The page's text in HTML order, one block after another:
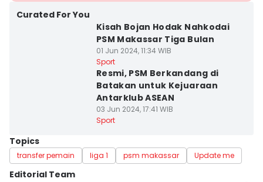
Curated For You
Kisah Bojan Hodak Nahkodai
PSM Makassar Tiga Bulan
01 Jun 2024, 11:34 WIB
Sport
Resmi, PSM Berkandang di
Batakan untuk Kejuaraan
Antarklub ASEAN
03 Jun 2024, 17:41 WIB
Sport
Topics
transfer pemain liga 1 psm makassar Update me
Editorial Team